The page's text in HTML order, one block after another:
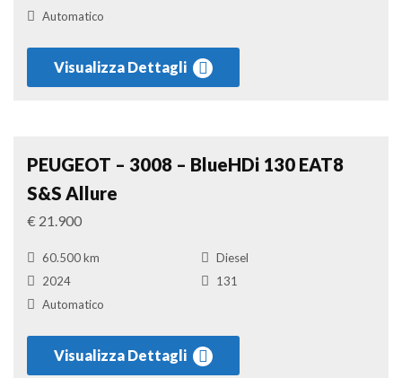
Automatico
Visualizza Dettagli
Confronta
PEUGEOT – 3008 – BlueHDi 130 EAT8
S&S Allure
€ 21.900
60.500 km
Diesel
2024
131
Automatico
Visualizza Dettagli